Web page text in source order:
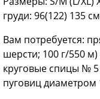
груди: 96(122) 135
Вам потребуется:
шерсти; 100 г/550
круговые спицы №
пуговиц диаметром